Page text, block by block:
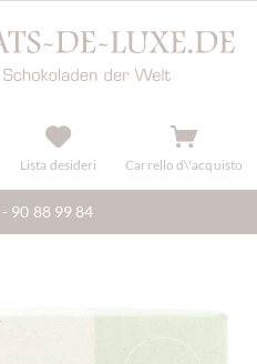
Lista desideri Carrello d\'acquisto
90 88 99 84